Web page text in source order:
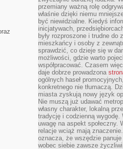
przemiany ważną rolę
właśnie dzięki niemu
być niewidzialne. Kiedyś
inicjatywach,
były rozproszone i trudne do
mieszkańcy i osoby z
sprawdzić, co dzieje się w
możliwości, gdzie warto
współpracować. Czasem
daje dobrze prowadzona
ogólnych haseł
konkretnego nie tłumaczą.
miasta zyskują nowy język
Nie muszą już udawać
własny charakter, lokalną
tradycję i codzienną wygodę.
uwagę na aspekt społeczny.
relacje wciąż mają
oznacza, że wszędzie
wobec siebie zawsze